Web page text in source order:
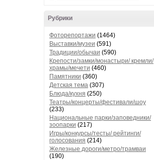
Рубрики
Фоторепортажи (1464)
Выставки/музеи (591)
Традиции/обычаи (590)
Крепости/замки/монастыри/ кремли/
храмы/мечети (460)
Памятники (360)
Детская тема (307)
Блюда/кухня (250)
Театры/концерты/фестивали/шоу
(233)
Национальные парки/заповедники/
зоопарки (217)
Игры/конкурсы/тесты/ рейтинги/
голосования (214)
Железные дороги/метро/трамваи
(190)